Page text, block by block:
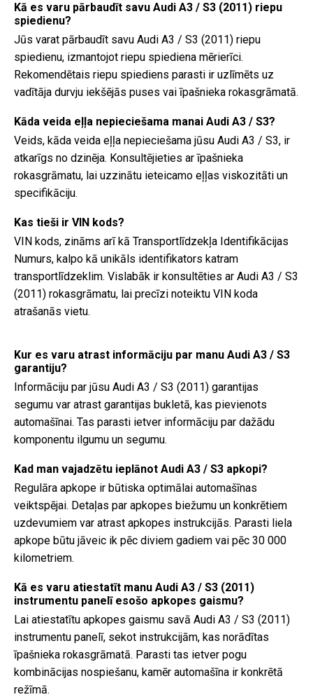
Kā es varu pārbaudīt savu Audi A3 / S3 (2011) riepu
spiedienu?
Jūs varat pārbaudīt savu Audi A3 / S3 (2011) riepu
spiedienu, izmantojot riepu spiediena mērierīci.
Rekomendētais riepu spiediens parasti ir uzlīmēts uz
vadītāja durvju iekšējās puses vai īpašnieka rokasgrāmatā.
Kāda veida eļļa nepieciešama manai Audi A3 / S3?
Veids, kāda veida eļļa nepieciešama jūsu Audi A3 / S3, ir
atkarīgs no dzinēja. Konsultējieties ar īpašnieka
rokasgrāmatu, lai uzzinātu ieteicamo eļļas viskozitāti un
specifikāciju.
Kas tieši ir VIN kods?
VIN kods, zināms arī kā Transportlīdzekļa Identifikācijas
Numurs, kalpo kā unikāls identifikators katram
transportlīdzeklim. Vislabāk ir konsultēties ar Audi A3 / S3
(2011) rokasgrāmatu, lai precīzi noteiktu VIN koda
atrašanās vietu.
Kur es varu atrast informāciju par manu Audi A3 / S3
garantiju?
Informāciju par jūsu Audi A3 / S3 (2011) garantijas
segumu var atrast garantijas bukletā, kas pievienots
automašīnai. Tas parasti ietver informāciju par dažādu
komponentu ilgumu un segumu.
Kad man vajadzētu ieplānot Audi A3 / S3 apkopi?
Regulāra apkope ir būtiska optimālai automašīnas
veiktspējai. Detaļas par apkopes biežumu un konkrētiem
uzdevumiem var atrast apkopes instrukcijās. Parasti liela
apkope būtu jāveic ik pēc diviem gadiem vai pēc 30 000
kilometriem.
Kā es varu atiestatīt manu Audi A3 / S3 (2011)
instrumentu panelī esošo apkopes gaismu?
Lai atiestatītu apkopes gaismu savā Audi A3 / S3 (2011)
instrumentu panelī, sekot instrukcijām, kas norādītas
īpašnieka rokasgrāmatā. Parasti tas ietver pogu
kombinācijas nospiešanu, kamēr automašīna ir konkrētā
režīmā.